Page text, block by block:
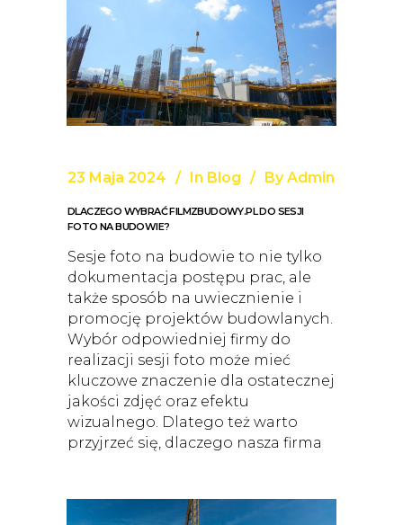
23 Maja 2024 In Blog By Admin
DLACZEGO WYBRAĆ FILMZBUDOWY.PL DO SESJI
FOTO NA BUDOWIE?
Sesje foto na budowie to nie tylko
dokumentacja postępu prac, ale
także sposób na uwiecznienie i
promocję projektów budowlanych.
Wybór odpowiedniej firmy do
realizacji sesji foto może mieć
kluczowe znaczenie dla ostatecznej
jakości zdjęć oraz efektu
wizualnego. Dlatego też warto
przyjrzeć się, dlaczego nasza firma